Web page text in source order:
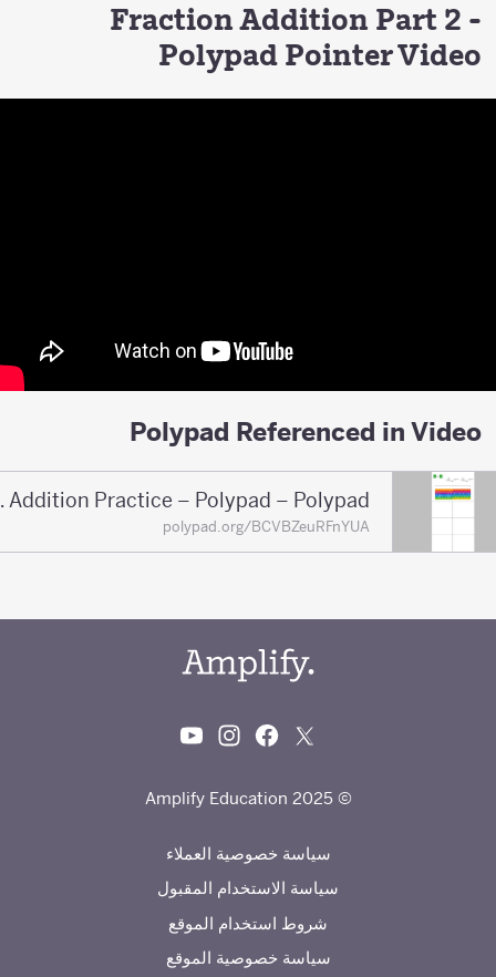
Fraction Addition Part 2 -
Polypad Pointer Video
Polypad Referenced in Video
Fraction Addition Practice – Polypad – Polypad
polypad.org/BCVBZeuRFnYUA
© 2025 Amplify Education
سياسة خصوصية العملاء
سياسة الاستخدام المقبول
شروط استخدام الموقع
سياسة خصوصية الموقع